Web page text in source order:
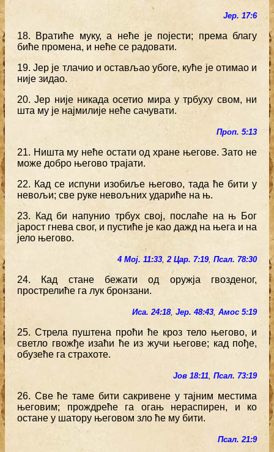
Јер. 17:6
18. Вратиће муку, а неће је појести; према благу
биће промена, и неће се радовати.
19. Јер је тлачио и остављао убоге, куће је отимао и
није зидао.
20. Јер није никада осетио мира у трбуху свом, ни
шта му је најмилије неће сачувати.
Проп. 5:13
21. Ништа му неће остати од хране његове. Зато не
може добро његово трајати.
22. Кад се испуни изобиље његово, тада ће бити у
невољи; све руке невољних удариће на њ.
23. Кад би напунио трбух свој, послаће на њ Бог
јарост гнева свог, и пустиће је као дажд на њега и на
јело његово.
4 Мој. 11:33,2 Цар. 7:19, Псал. 78:30
24. Кад стане бежати од оружја гвозденог,
прострелиће га лук бронзани.
Иса. 24:18, Јер. 48:43, Амос 5:19
25. Стрела пуштена проћи ће кроз тело његово, и
светло гвожђе изаћи ће из жучи његове; кад пође,
обузеће га страхоте.
Јов 18:11, Псал. 73:19
26. Све ће таме бити сакривене у тајним местима
његовим; прождреће га огањ нераспирен, и ко
остане у шатору његовом зло ће му бити.
Псал. 21:9